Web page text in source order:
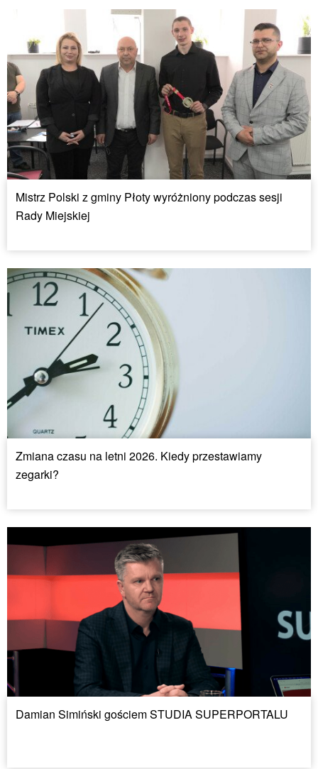
Mistrz Polski z gminy Płoty wyróżniony podczas sesji
Rady Miejskiej
Zmiana czasu na letni 2026. Kiedy przestawiamy
zegarki?
Damian Simiński gościem STUDIA SUPERPORTALU